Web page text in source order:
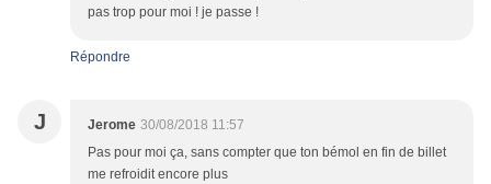
pas trop pour moi ! je passe !
Répondre
J Jerome 30/08/2018 11:57
Pas pour moi ça, sans compter que ton bémol en fin de billet
me refroidit encore plus